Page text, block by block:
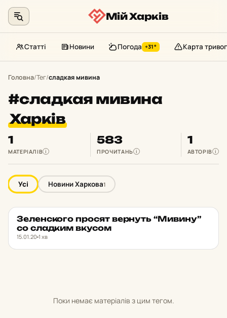
Мій Харків
Статті Новини Погода +31° Карта тривог
Головна/Тег/сладкая мивина
#сладкая мивина
Харків
1
МАТЕРІАЛІВ i
583
ПРОЧИТАНЬ i
1
АВТОРІВ i
Усі Новини Харкова1
НОВИНИ ХАРКОВА ★ ОБРАНЕ
Зе­лен­ско­го просят вер­нуть “Мивину”
со слад­ким вкусом
15.01.20 1 хв
Поки немає матеріалів з цим тегом.